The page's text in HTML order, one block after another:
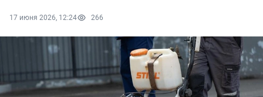
17 июня 2026, 12:24 266